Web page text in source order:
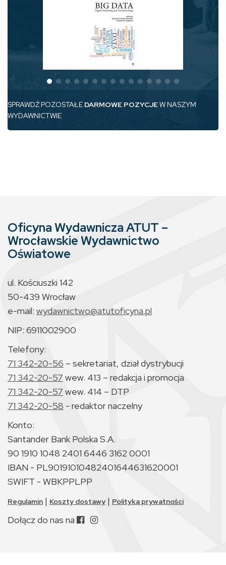
SPRAWDŹ POZOSTAŁE DARMOWE POZYCJEW NASZYM
WYDAWNICTWIE
Oficyna Wydawnicza ATUT –
Wrocławskie Wydawnictwo
Oświatowe
ul. Kościuszki 142
50-439 Wrocław
e-mail: wydawnictwo@atutoficyna.pl
NIP: 6911002900
Telefony:
71 342-20-56 – sekretariat, dział dystrybucji
71 342-20-57 wew. 413 – redakcja i promocja
71 342-20-57 wew. 414 – DTP
71 342-20-58 - redaktor naczelny
Konto:
Santander Bank Polska S.A.
90 1910 1048 2401 6446 3162 0001
IBAN - PL90191010482401644631620001
SWIFT - WBKPPLPP
Regulamin | Koszty dostawy | Polityka prywatności
Dołącz do nas na